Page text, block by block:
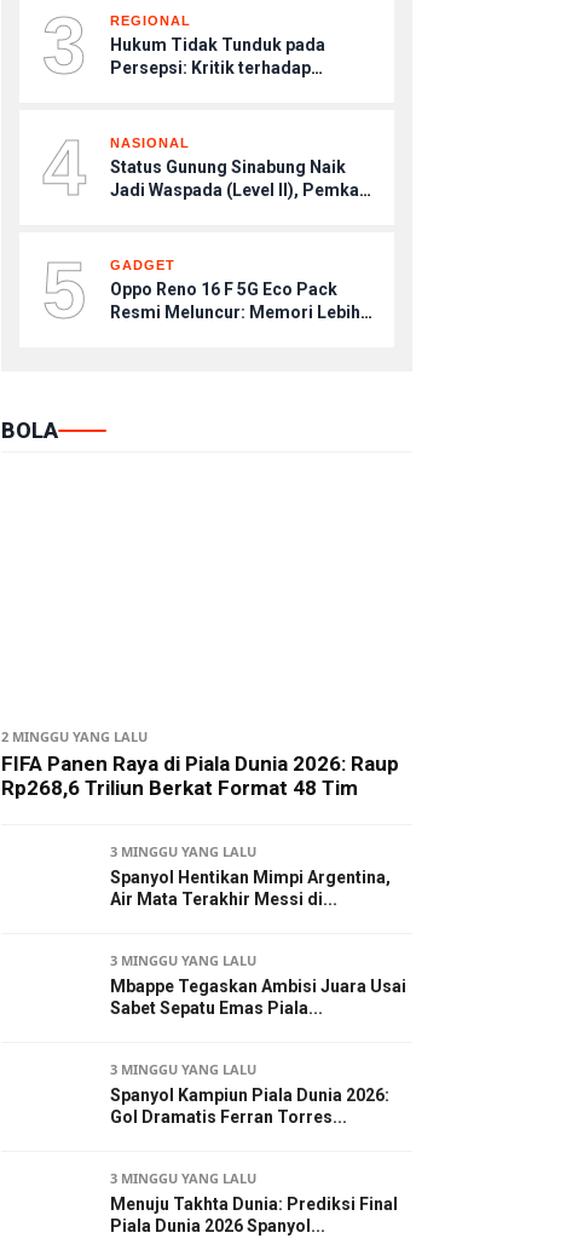
3 REGIONAL
Hukum Tidak Tunduk pada
Persepsi: Kritik terhadap
4 NASIONAL
Status Gunung Sinabung Naik
Jadi Waspada (Level II), Pemkab
5 GADGET
Oppo Reno 16 F 5G Eco Pack
Resmi Meluncur: Memori Lebih
BOLA
2 MINGGU YANG LALU
FIFA Panen Raya di Piala Dunia 2026: Raup
Rp268,6 Triliun Berkat Format 48 Tim
3 MINGGU YANG LALU
Spanyol Hentikan Mimpi Argentina,
Air Mata Terakhir Messi di...
3 MINGGU YANG LALU
Mbappe Tegaskan Ambisi Juara Usai
Sabet Sepatu Emas Piala...
3 MINGGU YANG LALU
Spanyol Kampiun Piala Dunia 2026:
Gol Dramatis Ferran Torres...
3 MINGGU YANG LALU
Menuju Takhta Dunia: Prediksi Final
Piala Dunia 2026 Spanyol...